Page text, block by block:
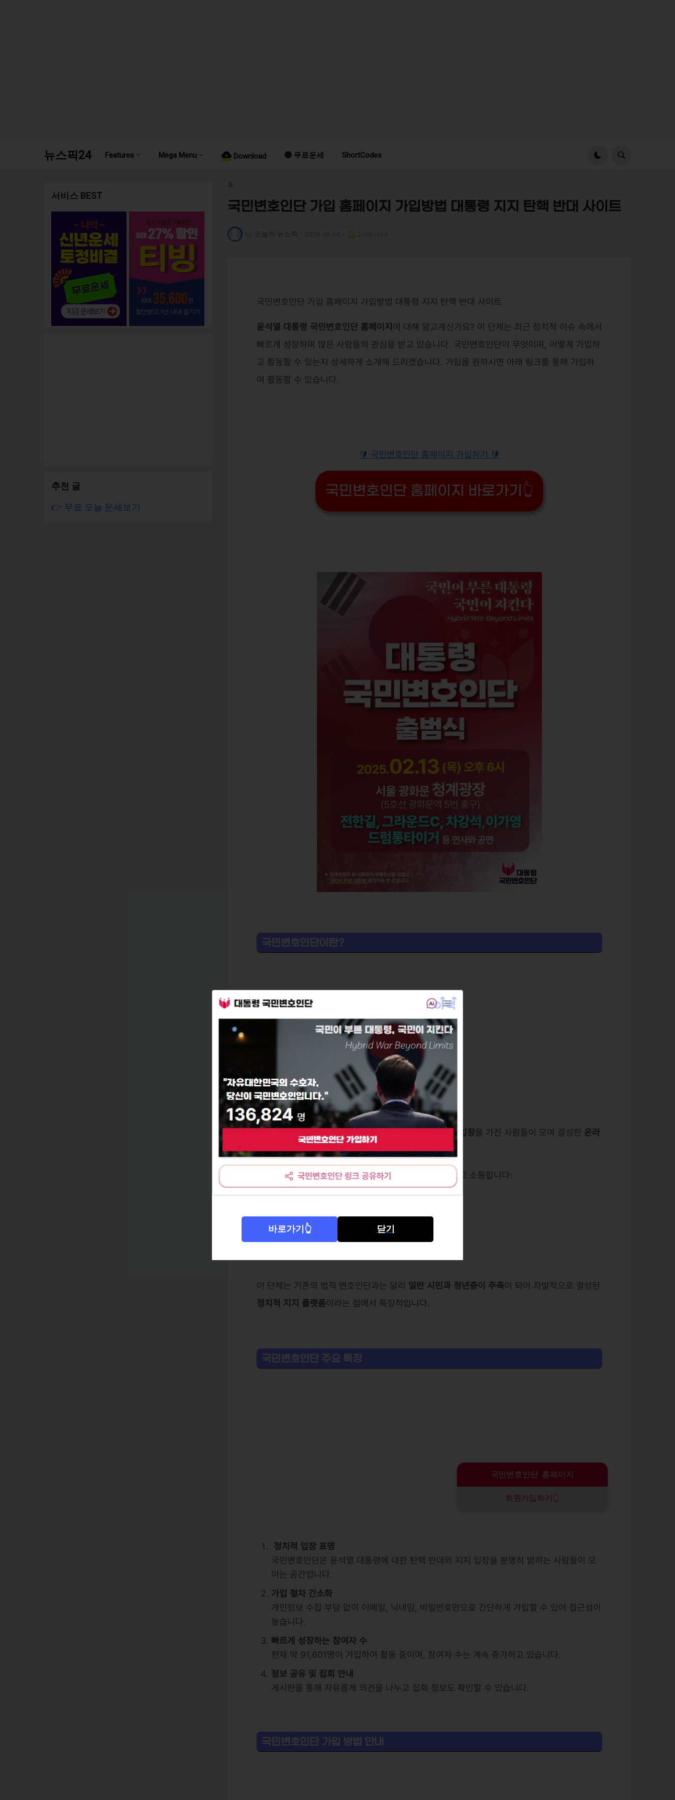
뉴스픽24 Features Mega Menu Download 🔴 무료운세 ShortCodes
홈
국민변호인단 가입 홈페이지 가입방법 대통령 지지 탄핵 반대 사이트
국민변호인단 가입 홈페이지 가입방법 대통령 지지 탄핵 반대 사이트
윤석열 대통령 국민변호인단 홈페이지 에 대해 알고계신가요? 이 단체는 최근 정치적 이슈 속에서
빠르게 성장하며 많은 사람들의 관심을 받고 있습니다. 국민변호인단이 무엇이며, 어떻게 가입하
고 활동할 수 있는지 상세하게 소개해 드리겠습니다. 가입을 원하시면 아래 링크를 통해 가입하
여 활동할 수 있습니다.
🔰 국민변호인단 홈페이지 가입하기 🔰
국민변호인단 홈페이지 바로가기👆
국민변호인단이란?
지지와 탄핵 반대 입장을 가진 사람들이 모여 결성한 온라
인 커뮤니티 및 시민 단체입니다.
회원들은 다음과 같은 활동을 통해 정치적 의견을 표현하고 소통합니다:
대통령 관련 정보 및 담화문 공유
집회 정보 안내
정치적 사안에 대한 자유 발언
이 단체는 기존의 법적 변호인단과는 달리 일반 시민과 청년층이 주축이 되어 자발적으로 결성된
정치적 지지 플랫폼이라는 점에서 특징적입니다.
국민변호인단 주요 특징
정치적 입장 표명
국민변호인단은 윤석열 대통령에 대한 탄핵 반대와 지지 입장을 분명히 밝히는 사람들이 모
이는 공간입니다.
가입 절차 간소화
개인정보 수집 부담 없이 이메일, 닉네임, 비밀번호만으로 간단하게 가입할 수 있어 접근성이
높습니다.
빠르게 성장하는 참여자 수
현재 약 91,601명이 가입하여 활동 중이며, 참여자 수는 계속 증가하고 있습니다.
정보 공유 및 집회 안내
게시판을 통해 자유롭게 의견을 나누고 집회 정보도 확인할 수 있습니다.
국민변호인단 가입 방법 안내
국민변호인단 홈페이지
회원가입하기👆
바로가기👆 닫기
서비스 BEST
추천 글
👉 무료 오늘 운세보기